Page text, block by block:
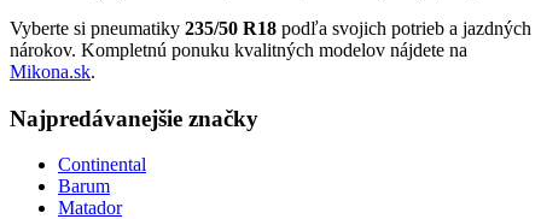
Vyberte si pneumatiky 235/50 R18 podľa svojich potrieb a jazdných
nárokov. Kompletnú ponuku kvalitných modelov nájdete na
Mikona.sk.
Najpredávanejšie značky
Continental
Barum
Matador